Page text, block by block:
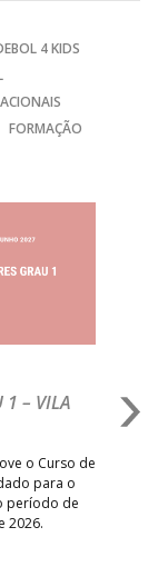
4 KIDS
FORMAÇÃO
1 – VILA
o Curso de
para o
período de
2026.